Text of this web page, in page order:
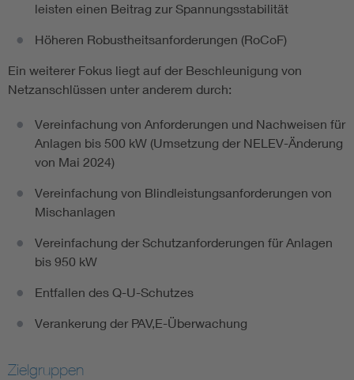
leisten einen Beitrag zur Spannungsstabilität
Höheren Robustheitsanforderungen (RoCoF)
Ein weiterer Fokus liegt auf der Beschleunigung von
Netzanschlüssen unter anderem durch:
Vereinfachung von Anforderungen und Nachweisen für
Anlagen bis 500 kW (Umsetzung der NELEV-Änderung
von Mai 2024)
Vereinfachung von Blindleistungsanforderungen von
Mischanlagen
Vereinfachung der Schutzanforderungen für Anlagen
bis 950 kW
Entfallen des Q-U-Schutzes
Verankerung der PAV,E-Überwachung
Zielgruppen